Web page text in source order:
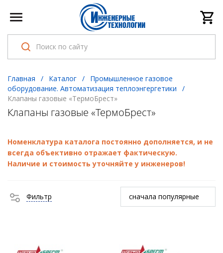
Главная / Каталог /
Промышленное газовое
оборудование. Автоматизация теплоэнгергетики
/
Клапаны газовые «ТермоБрест»
Клапаны газовые «ТермоБрест»
Номенклатура каталога постоянно дополняется, и не
всегда объективно отражает фактическую.
Наличие и стоимость уточняйте у инженеров!
Фильтр